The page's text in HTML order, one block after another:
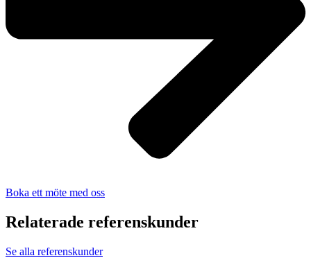
Boka ett möte med oss
Relaterade referenskunder
Se alla referenskunder